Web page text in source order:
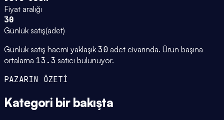
Fiyat aralığı
30
Günlük satış(adet)
Günlük satış hacmi yaklaşık 30adet civarında. Ürün başına
ortalama 13.3 satıcı bulunuyor.
PAZARIN ÖZETİ
Kategori bir bakışta